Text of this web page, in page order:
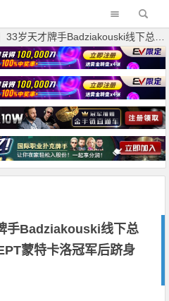
Badziakouski线下总奖金6570w+刀，豪取EPT蒙特卡洛冠军后跻身总奖金榜前三！
手Badziakouski线下总
蒙特卡洛冠军后跻身